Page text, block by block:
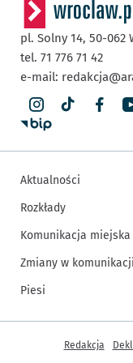
pl. Solny 14, 50-062
tel. 71 776 71 42
e-mail:
Aktualności
Rozkłady
Komunikacja miejska
Zmiany w komunikacji
Piesi
Inne
Redakcja